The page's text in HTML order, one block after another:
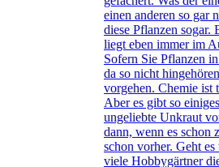
einen anderen so gar
diese Pflanzen sogar.
liegt eben immer im
Sofern Sie Pflanzen
da so nicht
vorgehen. Chemie ist
Aber es gibt so
ungeliebte Unkraut
dann, wenn es schon
schon vorher. Geht
viele Hobbygärtner